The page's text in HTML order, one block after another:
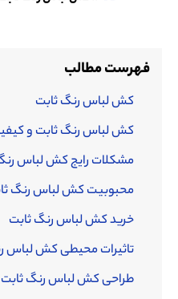
فهرست مطالب
کش لباس رنگ ثابت
کش لباس رنگ ثابت و
مشکلات رایج کش لباس
محبوبیت کش لباس رنگ
خرید کش لباس رنگ ثابت
تاثیرات محیطی کش لباس
طراحی کش لباس رنگ ثابت